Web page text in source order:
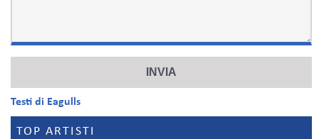
Testi di Eagulls
TOP ARTISTI